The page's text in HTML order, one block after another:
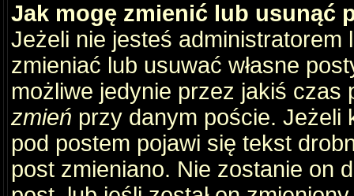
Jak mogę zmienić lub usunąć
Jeżeli nie jesteś
zmieniać lub usuwać własne
możliwe jedynie przez jakiś
zmień przy danym poście. Jeżeli
pod postem pojawi się tekst
post zmieniano. Nie zostanie on